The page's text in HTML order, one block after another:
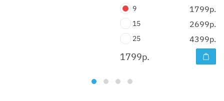
9 1799р.
15 2699р.
25 4399р.
1799р.